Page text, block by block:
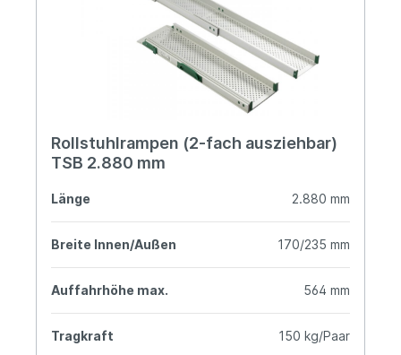
Rollstuhlrampen (2-fach ausziehbar)
TSB 2.880 mm
Länge 2.880 mm
Breite Innen/Außen 170/235 mm
Auffahrhöhe max. 564 mm
Tragkraft 150 kg/Paar